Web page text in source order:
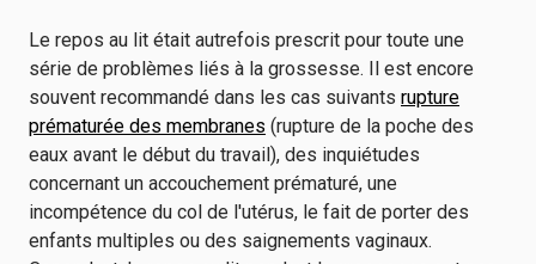
Le repos au lit était autrefois prescrit pour toute une
série de problèmes liés à la grossesse. Il est encore
souvent recommandé dans les cas suivants rupture
prématurée des membranes (rupture de la poche des
eaux avant le début du travail), des inquiétudes
concernant un accouchement prématuré, une
incompétence du col de l'utérus, le fait de porter des
enfants multiples ou des saignements vaginaux.